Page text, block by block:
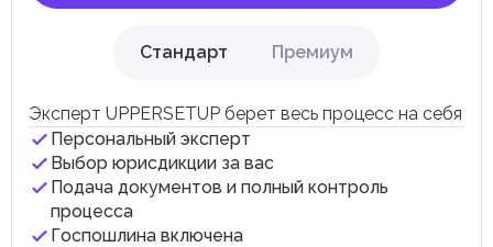
Стандарт Премиум
Эксперт UPPERSETUP берет весь процесс на себя
Персональный эксперт
Выбор юрисдикции за вас
Подача документов и полный контроль
процесса
Госпошлина включена